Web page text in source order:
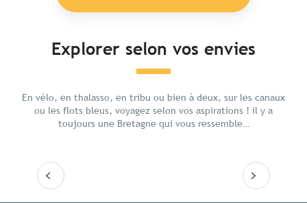
Explorer selon vos envies
En vélo, en thalasso, en tribu ou bien à deux, sur les canaux
ou les flots bleus, voyagez selon vos aspirations ! il y a
toujours une Bretagne qui vous ressemble…
Chill en Bretagne
Lire la suite